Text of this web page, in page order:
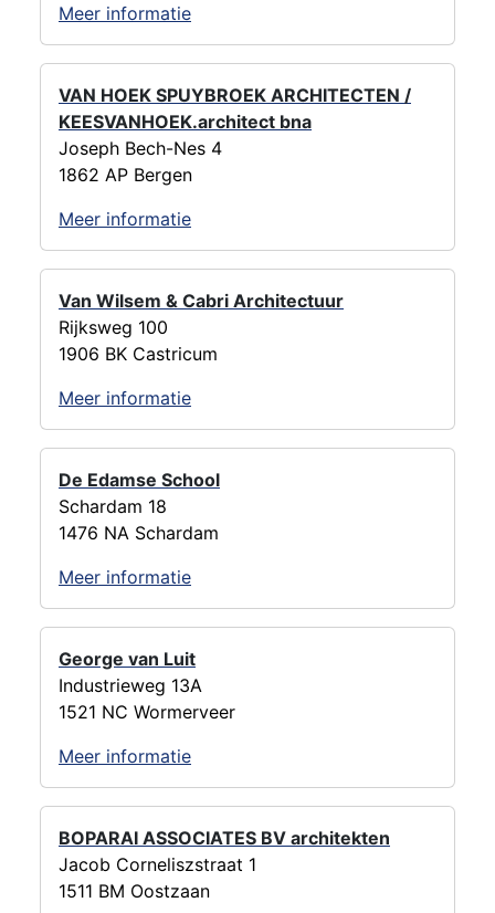
Meer informatie
VAN HOEK SPUYBROEK ARCHITECTEN /
KEESVANHOEK.architect bna
Joseph Bech-Nes 4
1862 AP Bergen
Meer informatie
Van Wilsem & Cabri Architectuur
Rijksweg 100
1906 BK Castricum
Meer informatie
De Edamse School
Schardam 18
1476 NA Schardam
Meer informatie
George van Luit
Industrieweg 13A
1521 NC Wormerveer
Meer informatie
BOPARAI ASSOCIATES BV architekten
Jacob Corneliszstraat 1
1511 BM Oostzaan